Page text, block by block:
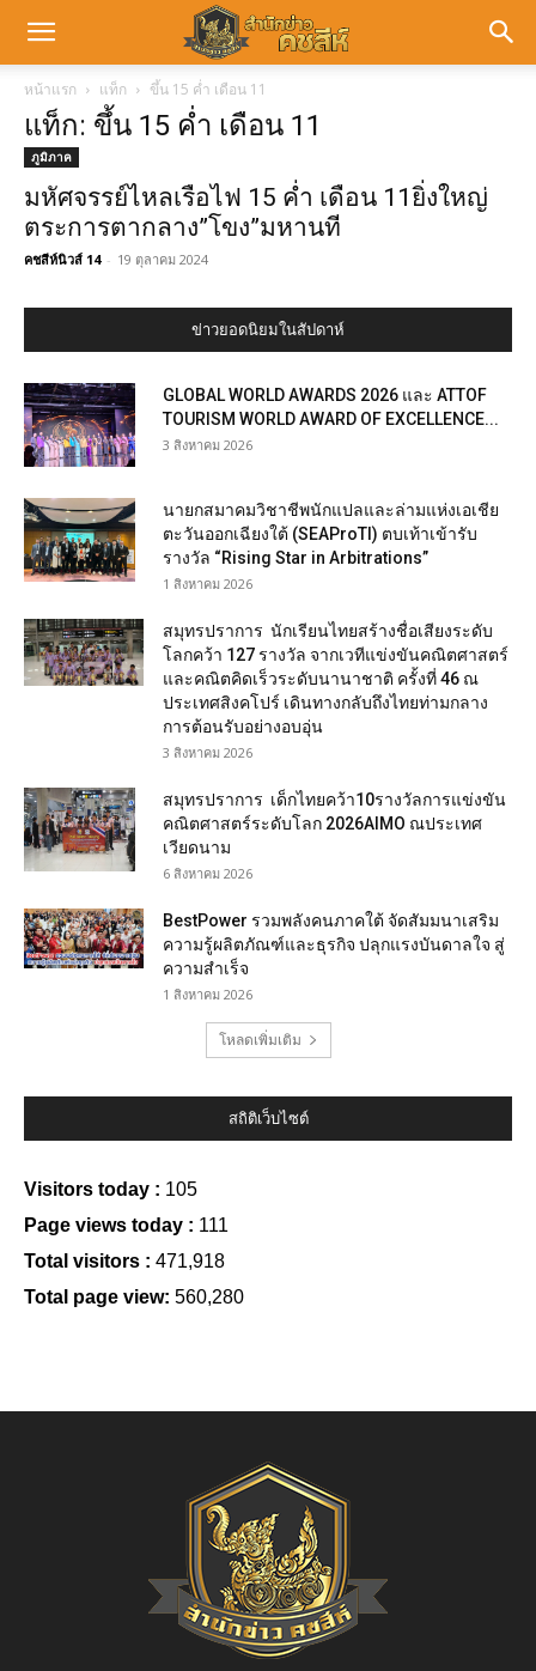
หน้าแรก แท็ก ขึ้น 15 ค่ำ เดือน 11
แท็ก: ขึ้น 15 ค่ำ เดือน 11
ภูมิภาค
มหัศจรรย์ไหลเรือไฟ 15 ค่ำ เดือน 11ยิ่งใหญ่
ตระการตากลาง”โขง”มหานที
คชสีห์นิวส์ 14 - 19 ตุลาคม 2024
ข่าวยอดนิยมในสัปดาห์
GLOBAL WORLD AWARDS 2026 และ ATTOF
TOURISM WORLD AWARD OF EXCELLENCE...
3 สิงหาคม 2026
นายกสมาคมวิชาชีพนักแปลและล่ามแห่งเอเชีย
ตะวันออกเฉียงใต้ (SEAProTI) ตบเท้าเข้ารับ
รางวัล “Rising Star in Arbitrations”
1 สิงหาคม 2026
สมุทรปราการ นักเรียนไทยสร้างชื่อเสียงระดับ
โลกคว้า 127 รางวัล จากเวทีแข่งขันคณิตศาสตร์
และคณิตคิดเร็วระดับนานาชาติ ครั้งที่ 46 ณ
ประเทศสิงคโปร์ เดินทางกลับถึงไทยท่ามกลาง
การต้อนรับอย่างอบอุ่น
3 สิงหาคม 2026
สมุทรปราการ เด็กไทยคว้า10รางวัลการแข่งขัน
คณิตศาสตร์ระดับโลก 2026AIMO ณประเทศ
เวียดนาม
6 สิงหาคม 2026
BestPower รวมพลังคนภาคใต้ จัดสัมมนาเสริม
ความรู้ผลิตภัณฑ์และธุรกิจ ปลุกแรงบันดาลใจ สู่
ความสำเร็จ
1 สิงหาคม 2026
โหลดเพิ่มเติม
สถิติเว็บไซต์
Visitors today : 105
Page views today : 111
Total visitors : 471,918
Total page view: 560,280